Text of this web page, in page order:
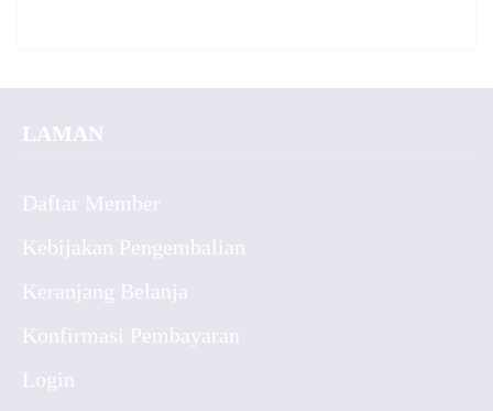
LAMAN
Daftar Member
Kebijakan Pengembalian
Keranjang Belanja
Konfirmasi Pembayaran
Login